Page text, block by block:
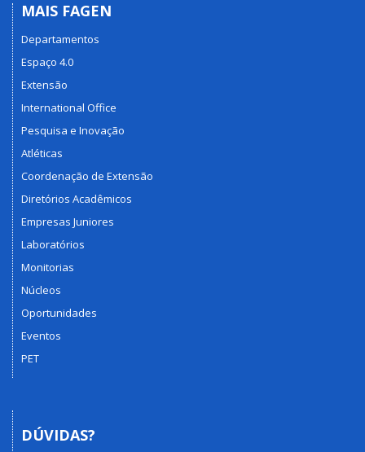
MAIS FAGEN
Departamentos
Espaço 4.0
Extensão
International Office
Pesquisa e Inovação
Atléticas
Coordenação de Extensão
Diretórios Acadêmicos
Empresas Juniores
Laboratórios
Monitorias
Núcleos
Oportunidades
Eventos
PET
DÚVIDAS?